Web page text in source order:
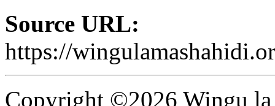
Source URL:
https://
Copyright ©2026 Wingu la